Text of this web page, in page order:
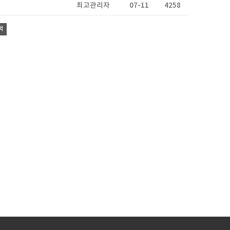
최고관리자 07-11 4258